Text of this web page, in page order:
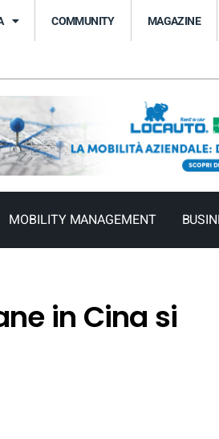
COMMUNITY MAGAZINE
MOBILITY MANAGEMENT
in Cina si